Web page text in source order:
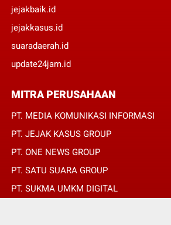
jejakbaik.id
jejakkasus.id
suaradaerah.id
update24jam.id
MITRA PERUSAHAAN
PT. MEDIA KOMUNIKASI INFORMASI
PT. JEJAK KASUS GROUP
PT. ONE NEWS GROUP
PT. SATU SUARA GROUP
PT. SUKMA UMKM DIGITAL